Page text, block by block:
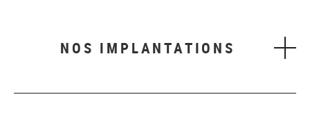
NOS IMPLANTATIONS